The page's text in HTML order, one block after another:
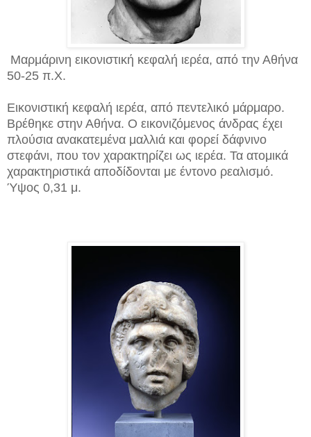
Μαρμάρινη εικονιστική κεφαλή ιερέα, από την Αθήνα
50-25 π.Χ.
Εικονιστική κεφαλή ιερέα, από πεντελικό μάρμαρο.
Βρέθηκε στην Αθήνα. Ο εικονιζόμενος άνδρας έχει
πλούσια ανακατεμένα μαλλιά και φορεί δάφνινο
στεφάνι, που τον χαρακτηρίζει ως ιερέα. Τα ατομικά
χαρακτηριστικά αποδίδονται με έντονο ρεαλισμό.
Ύψος 0,31 μ.